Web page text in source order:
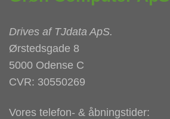
Drives af TJdata ApS.
Ørstedsgade 8
5000 Odense C
CVR: 30550269
Vores telefon- & åbningstider: